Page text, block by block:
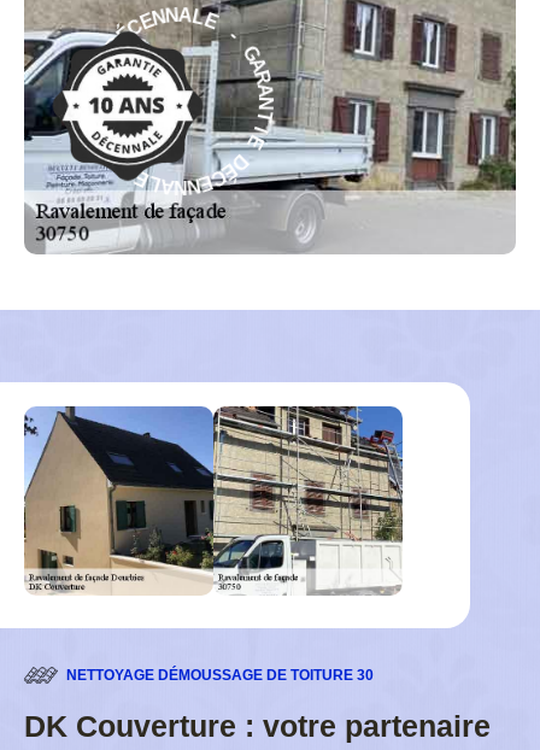
G
A
R
A
N
T
I
E
D
É
C
E
NNALE - GAR
A
N
T
I
E
D
É
C
E
N
N
A
L
E
-
NETTOYAGE DÉMOUSSAGE DE TOITURE 30
DK Couverture : votre partenaire